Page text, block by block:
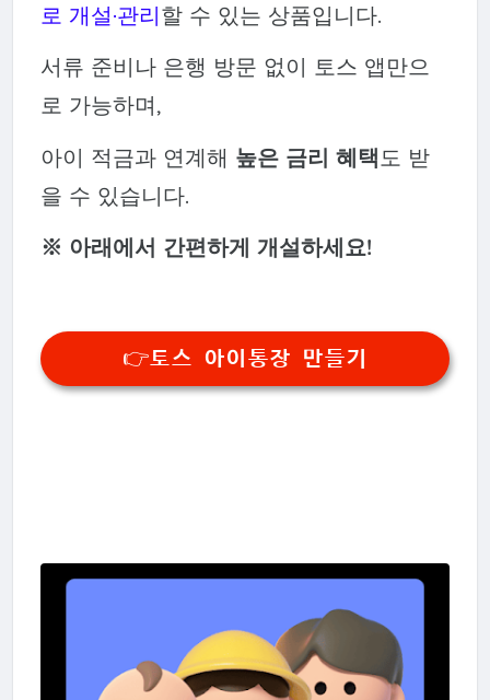
로 개설·관리할 수 있는 상품입니다.
서류 준비나 은행 방문 없이 토스 앱만으
로 가능하며,
아이 적금과 연계해 높은 금리 혜택 도 받
을 수 있습니다.
※ 아래에서 간편하게 개설하세요!
👉토스 아이통장 만들기